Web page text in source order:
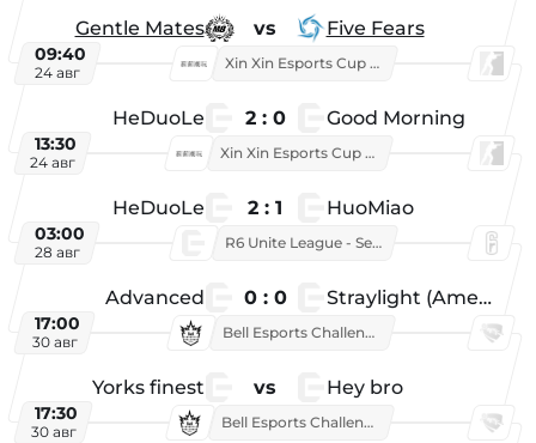
Gentle Mates vs Five Fears
09:40
24 авг
Xin Xin Esports Cup 2025
HeDuoLe 2 : 0 Good Morning
13:30
24 авг
Xin Xin Esports Cup 2026
HeDuoLe 2 : 1 HuoMiao
03:00
28 авг
R6 Unite League - Season 1
Advanced 0 : 0 Straylight (American team)
17:00
30 авг
Bell Esports Challenge 2026
Yorks finest vs Hey bro
17:30
30 авг
Bell Esports Challenge 2026